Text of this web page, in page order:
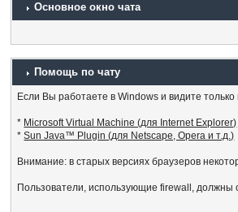
Основное окно чата
Помощь по чату
Если Вы работаете в Windows и видите
* Microsoft Virtual Machine (для Internet Explorer)
*Sun Java™ Plugin (для Netscape, Opera и т.д.)
Внимание: в старых версиях браузеров
Пользователи, использующие firewall, должны